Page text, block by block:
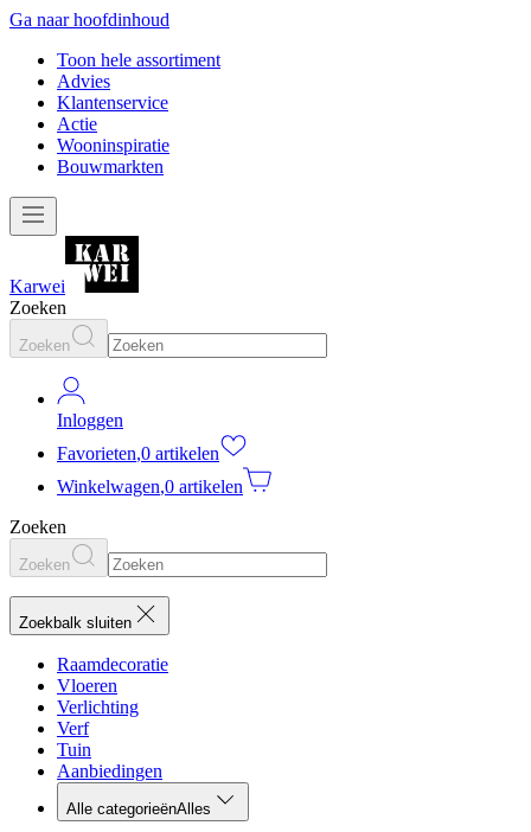
Ga naar hoofdinhoud
Toon hele assortiment
Advies
Klantenservice
Actie
Wooninspiratie
Bouwmarkten
Karwei
Zoeken
Zoeken
Inloggen
Favorieten,0 artikelen
Winkelwagen,0 artikelen
Zoeken
Zoeken
Zoekbalk sluiten
Raamdecoratie
Vloeren
Verlichting
Verf
Tuin
Aanbiedingen
Alle categorieënAlles